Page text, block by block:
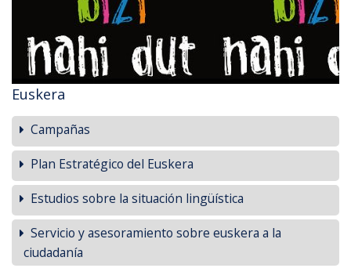
Euskera
Campañas
Plan Estratégico del Euskera
Estudios sobre la situación lingüística
Servicio y asesoramiento sobre euskera a la
ciudadanía